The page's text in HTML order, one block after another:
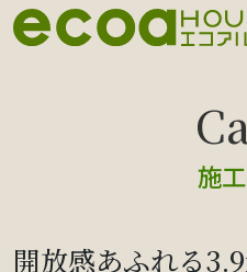
施
開放感あふれる